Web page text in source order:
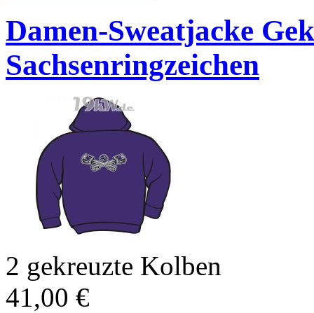
Damen-Sweatjacke
Sachsenringzeichen
2 gekreuzte Kolben
41,00 €